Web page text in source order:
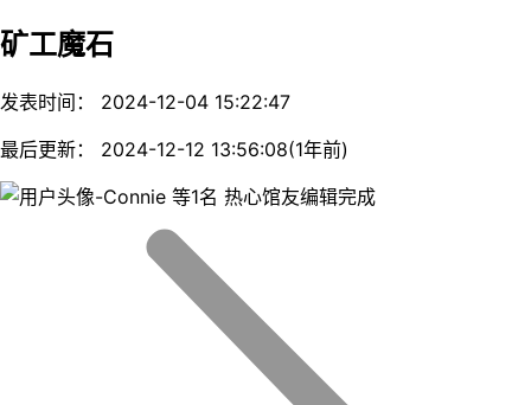
矿工魔石
发表时间： 2024-12-04 15:22:47
最后更新： 2024-12-12 13:56:08(1年前)
等1名 热心馆友编辑完成